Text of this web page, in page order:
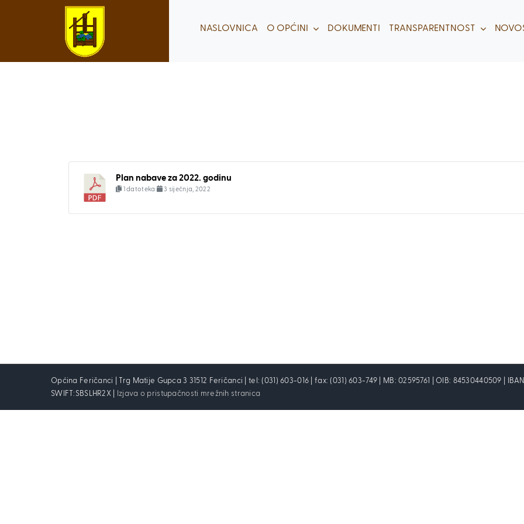
NASLOVNICA O OPĆINI DOKUMENTI TRANSPARENTNOST
Plan nabave za 2022. godinu
1 datoteka 3 siječnja, 2022
Općina Feričanci | Trg Matije Gupca 3 31512 Feričanci | tel: (031) 603-016 | fax: (031) 603-749 | MB: 02595761 | OIB: 84530440509 |
SWIFT:SBSLHR2X |
Izjava o pristupačnosti mrežnih stranica